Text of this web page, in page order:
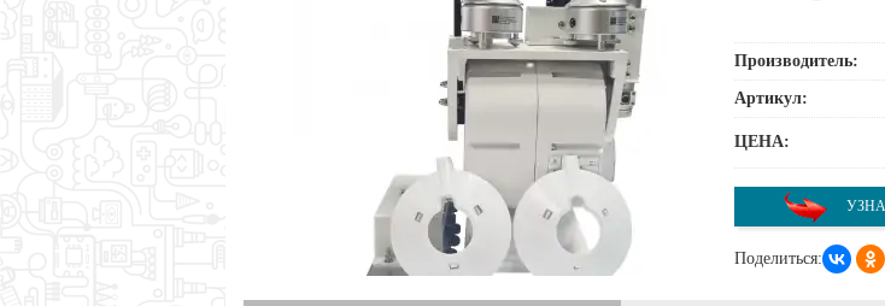
Производитель:
Артикул:
ЦЕНА:
Поделиться: